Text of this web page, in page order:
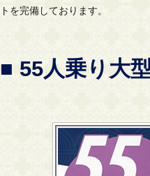
トを完備しております。
■ 55人乗り大